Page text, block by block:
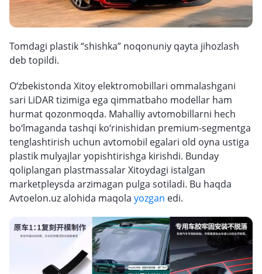
Tomdagi plastik “shishka” noqonuniy qayta jihozlash
deb topildi.
O‘zbekistonda Xitoy elektromobillari ommalashgani
sari LiDAR tizimiga ega qimmatbaho modellar ham
hurmat qozonmoqda. Mahalliy avtomobillarni hech
bo‘lmaganda tashqi ko‘rinishidan premium-segmentga
tenglashtirish uchun avtomobil egalari old oyna ustiga
plastik mulyajlar yopishtirishga kirishdi. Bunday
qoliplangan plastmassalar Xitoydagi istalgan
marketpleysda arzimagan pulga sotiladi. Bu haqda
Avtoelon.uz alohida maqola yozgan edi.